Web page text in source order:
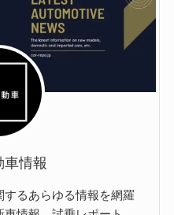
車情報
るあらゆる情報を網羅